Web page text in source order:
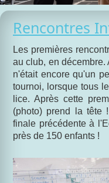
Rencontres
Les premières
au club, en
n'était encore qu'un
tournoi, lorsque tous
lice. Après cette
(photo) prend la
finale précédente à
près de 150 enfants !